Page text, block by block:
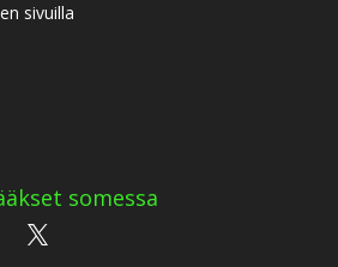
sivuilla
somessa
X